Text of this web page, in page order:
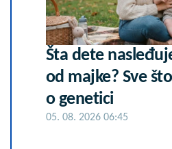
Šta dete
od majke? Sve
o genetici
05. 08. 2026 06:45